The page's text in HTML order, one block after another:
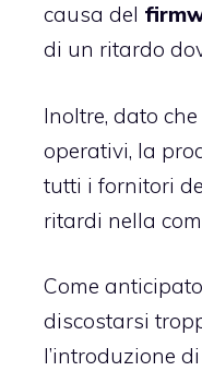
causa del
di un ritardo
Inoltre, dato
operativi, la
tutti i fornitori
ritardi nella
Come
discostarsi
l’introduzione